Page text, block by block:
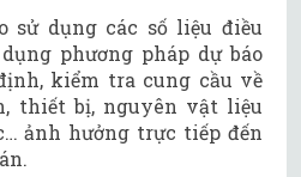
sử dụng các số liệu điều
phương pháp dự báo
kiểm tra cung cầu về
thiết bị, nguyên vật liệu
ảnh hưởng trực tiếp đến